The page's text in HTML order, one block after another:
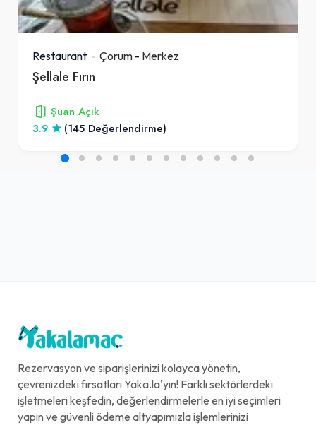
Restaurant Çorum - Merkez
Şellale Fırın
Şuan Açık
3.9
(145 Değerlendirme)
Rezervasyon ve siparişlerinizi kolayca yönetin,
çevrenizdeki fırsatları Yaka.la'yın! Farklı sektörlerdeki
işletmeleri keşfedin, değerlendirmelerle en iyi seçimleri
yapın ve güvenli ödeme altyapımızla işlemlerinizi